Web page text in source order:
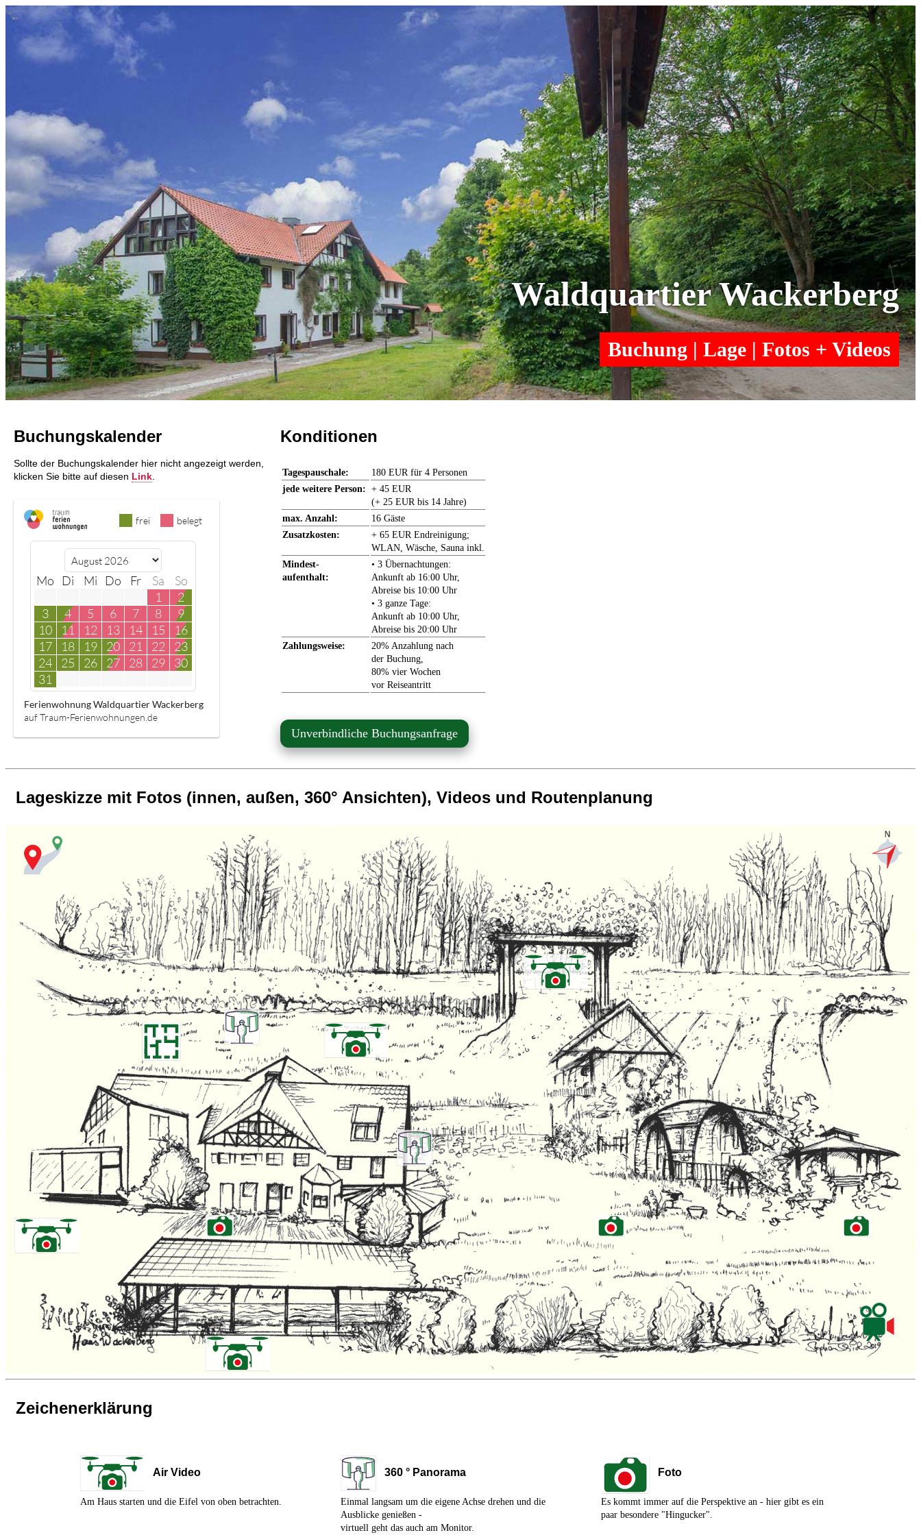
Waldquartier Wackerberg
Buchung | Lage | Fotos + Videos
Buchungskalender
Sollte der Buchungskalender hier nicht angezeigt werden,
klicken Sie bitte auf diesen Link
frei belegt
Mo Di Mi Do Fr Sa
So
1
2
3
4 5 6 7 8
9
10
11 12 13 14 15
16
17
18 19 20 21 22
23
24
25 26 27 28 29
30
31
Ferienwohnung Waldquartier Wackerberg
auf Traum-Ferienwohnungen.de
Konditionen
Tagespauschale:
180 EUR für 4 Personen
jede weitere Person: + 45 EUR
(+ 25 EUR bis 14 Jahre)
max. Anzahl:
16 Gäste
Zusatzkosten:
+ 65 EUR Endreinigung;
WLAN, Wäsche, Sauna inkl.
Mindest-
aufenthalt:
• 3 Übernachtungen:
Ankunft ab 16:00 Uhr,
Abreise bis 10:00 Uhr
• 3 ganze Tage:
Ankunft ab 10:00 Uhr,
Abreise bis 20:00 Uhr
Zahlungsweise:
20% Anzahlung nach
der Buchung,
80% vier Wochen
vor Reiseantritt
Unverbindliche Buchungsanfrage
Lageskizze mit Fotos (innen, außen, 360° Ansichten), Videos und Routenplanung
Zeichenerklärung
Air Video
Am Haus starten und die Eifel von oben betrachten.
360 ° Panorama
Einmal langsam um die eigene Achse drehen und die
Ausblicke genießen -
virtuell geht das auch am Monitor.
Foto
Es kommt immer auf die Perspektive an - hier gibt es ein
paar besondere "Hingucker".